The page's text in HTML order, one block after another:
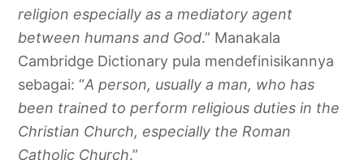
religion especially as a mediatory agent
between humans and God.” Manakala
Cambridge Dictionary pula mendefinisikannya
sebagai: “A person, usually a man, who has
been trained to perform religious duties in the
Christian Church, especially the Roman
Catholic Church.”